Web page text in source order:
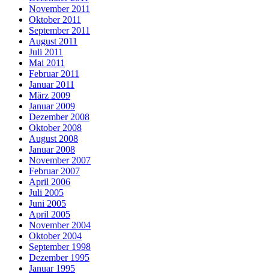
November 2011
Oktober 2011
September 2011
August 2011
Juli 2011
Mai 2011
Februar 2011
Januar 2011
März 2009
Januar 2009
Dezember 2008
Oktober 2008
August 2008
Januar 2008
November 2007
Februar 2007
April 2006
Juli 2005
Juni 2005
April 2005
November 2004
Oktober 2004
September 1998
Dezember 1995
Januar 1995